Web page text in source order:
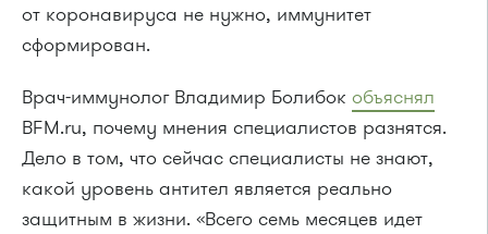
от коронавируса не нужно, иммунитет
сформирован.
Врач-иммунолог Владимир Болибок объяснял
BFM.ru, почему мнения специалистов разнятся.
Дело в том, что сейчас специалисты не знают,
какой уровень антител является реально
защитным в жизни. «Всего семь месяцев идет